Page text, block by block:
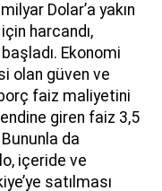
Dolar’a yakın
harcandı,
Ekonomi
olan güven ve
faiz maliyetini
giren faiz 3,5
da
içeride ve
satılması